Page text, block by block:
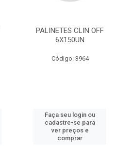
PALINETES CLIN OFF
6X150UN
Código: 3964
Faça seu login ou
cadastre-se para
ver preços e
comprar